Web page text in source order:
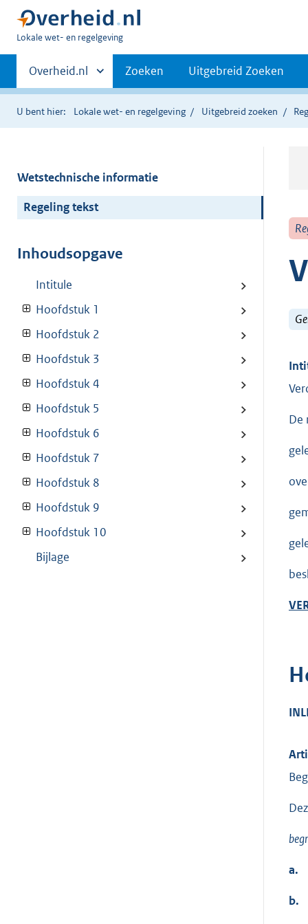
U
hier:
Lokale wet- en regelgeving
Primaire
navigatie
Andere
sites
binnen
Overheid.nl Zoeken Uitgebreid Zoeken
U bent hier: Lokale wet- en regelgeving Uitgebreid zoeken
Wetstechnische informatie
Regeling tekst
Inhoudsopgave
Intitule
Hoofdstuk 1
Hoofdstuk 2
Hoofdstuk 3
Hoofdstuk 4
Hoofdstuk 5
Hoofdstuk 6
Hoofdstuk 7
Hoofdstuk 8
Hoofdstuk 9
Hoofdstuk 10
Bijlage
De
a.
b.